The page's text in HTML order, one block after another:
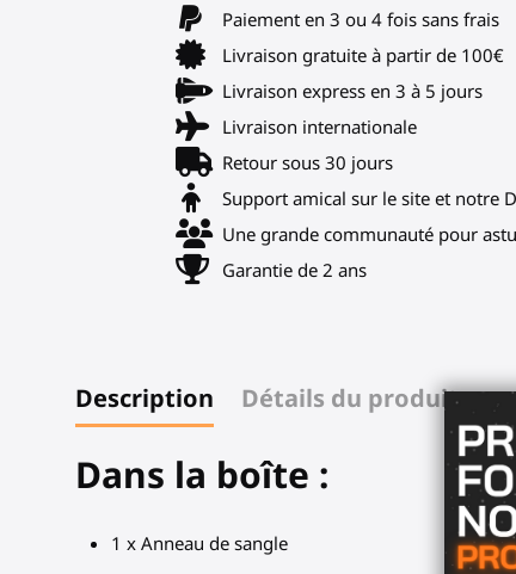
Paiement en 3 ou 4 fois sans frais
Livraison gratuite à partir de 100€
Livraison express en 3 à 5 jours
Livraison internationale
Retour sous 30 jours
Support amical sur le site et notre
Une grande communauté pour
Garantie de 2 ans
Description Détails du produit
Dans la boîte :
1 x Anneau de sangle